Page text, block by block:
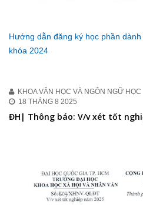
Hướng dẫn đăng ký học phần
khóa 2024
KHOA VĂN HỌC VÀ NGÔN NGỮ HỌC
18 THÁNG 8 2025
ĐH| Thông báo: V/v xét tốt